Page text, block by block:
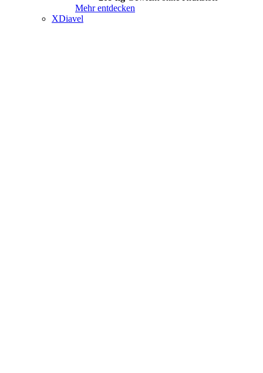
Mehr entdecken
XDiavel